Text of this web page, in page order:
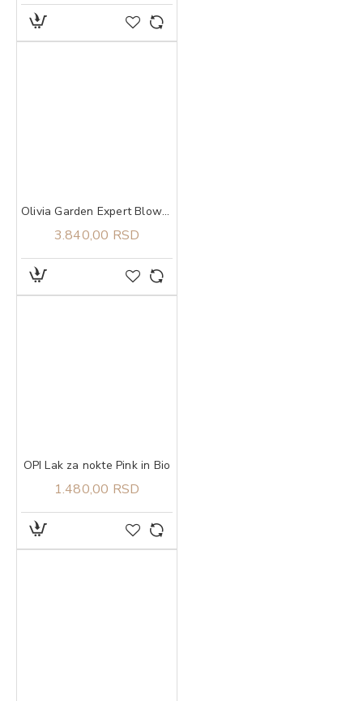
Olivia Garden Expert Blowout Shine Wavy Bristles Black Label 45
3.840,00 RSD
OPI Lak za nokte Pink in Bio
1.480,00 RSD